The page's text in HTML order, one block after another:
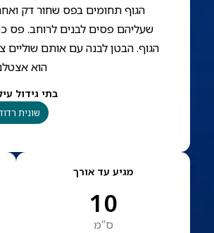
הגוף תחומים בפס שחור דק
שעליהם פסים לבנים לרוחב. פס
הגוף. הבטן לבנה עם אותם שוליים
הוא
בתי גידול
שונית
מגיע עד אורך
10
ס”מ